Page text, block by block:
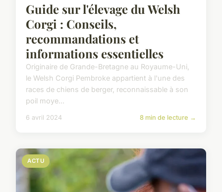
Guide sur l'élevage du Welsh
Corgi : Conseils,
recommandations et
informations essentielles
Originaire de Grande-Bretagne au Royaume-Uni,
le Welsh Corgi Pembroke appartient à l'une des
races de chiens de berger, reconnaissable à son
poil moye...
6 avril 2024 8 min de lecture →
ACTU